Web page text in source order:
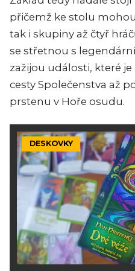
přičemž ke stolu
tak i skupiny až čtyř
se střetnou s
zažijou události, které
cesty Společenstva až
prstenu v Hoře osudu.
DESKOVKY